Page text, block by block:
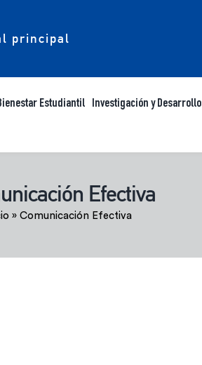
principal
Estudiantil Investigación y Desarrollo
Efectiva
» Comunicación Efectiva